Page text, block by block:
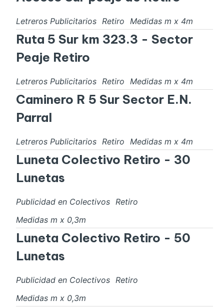
Letreros Publicitarios Retiro Medidas m x 4m
Ruta 5 Sur km 323.3 - Sector
Peaje Retiro
Letreros Publicitarios Retiro Medidas m x 4m
Caminero R 5 Sur Sector E.N.
Parral
Letreros Publicitarios Retiro Medidas m x 4m
Luneta Colectivo Retiro - 30
Lunetas
Publicidad en Colectivos Retiro
Medidas m x 0,3m
Luneta Colectivo Retiro - 50
Lunetas
Publicidad en Colectivos Retiro
Medidas m x 0,3m